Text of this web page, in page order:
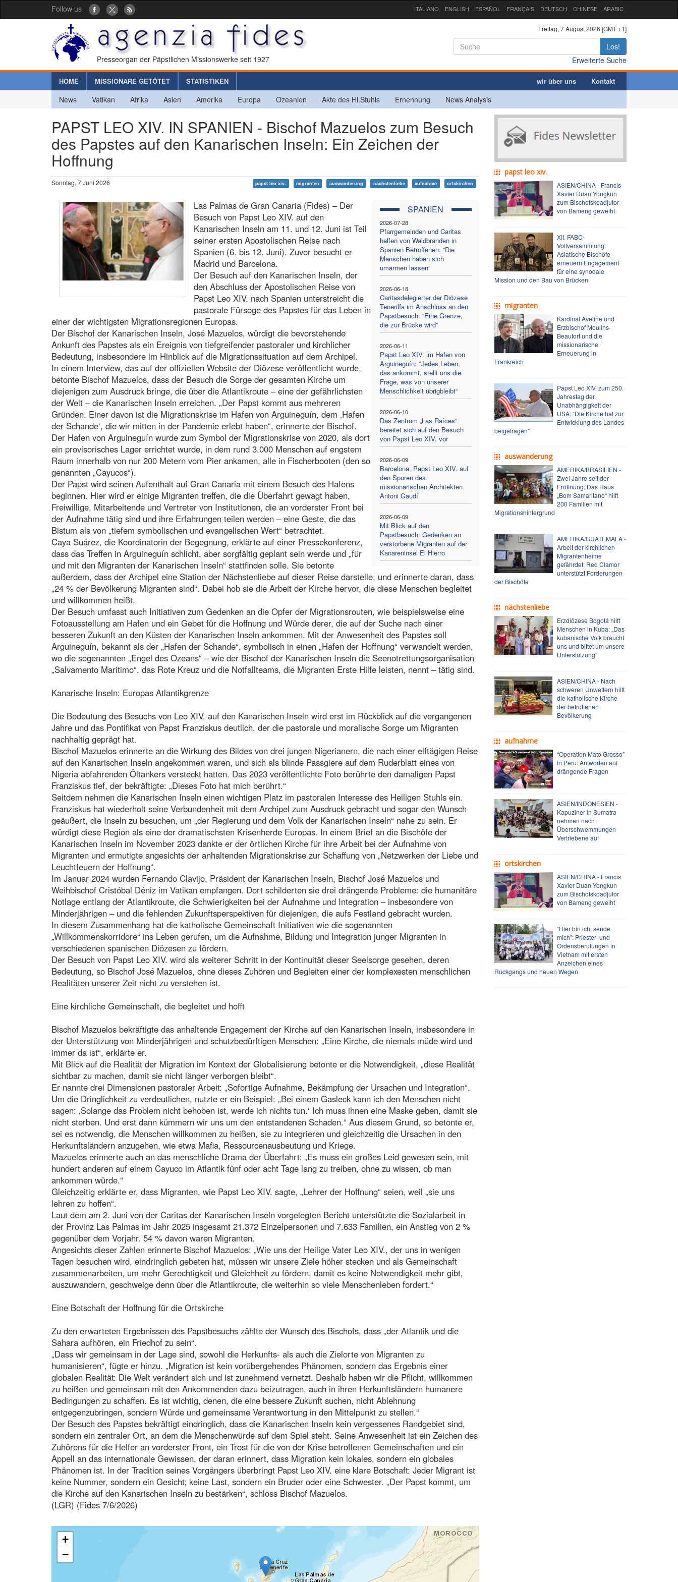
Follow us ITALIANO ENGLISH ESPAÑOL FRANÇAIS DEUTSCH CHINESE ARABIC
Presseorgan der Päpstlichen Missionswerke seit 1927
Freitag, 7 August 2026 [GMT +1]
Los!
Erweiterte Suche
HOME MISSIONARE GETÖTET STATISTIKEN wir über uns Kontakt
News Vatikan Afrika Asien Amerika Europa Ozeanien Akte des Hl.Stuhls Ernennung News Analysis
PAPST LEO XIV. IN SPANIEN - Bischof Mazuelos zum Besuch
des Papstes auf den Kanarischen Inseln: Ein Zeichen der
Hoffnung
Sonntag, 7 Juni 2026 papst leo xiv. migranten auswanderung nächstenliebe aufnahme ortskirchen
SPANIEN
2026-07-28
Pfarrgemeinden und Caritas
helfen von Waldbränden in
Spanien Betroffenen: “Die
Menschen haben sich
umarmen lassen”
2026-06-18
Caritasdelegierter der Diözese
Teneriffa im Anschluss an den
Papstbesuch: “Eine Grenze,
die zur Brücke wird”
2026-06-11
Papst Leo XIV. im Hafen von
Arguineguín: “Jedes Leben,
das ankommt, stellt uns die
Frage, was von unserer
Menschlichkeit übrigbleibt“
2026-06-10
Das Zentrum „Las Raíces“
bereitet sich auf den Besuch
von Papst Leo XIV. vor
2026-06-09
Barcelona: Papst Leo XIV. auf
den Spuren des
missionarischen Architekten
Antoni Gaudí
2026-06-09
Mit Blick auf den
Papstbesuch: Gedenken an
verstorbene Migranten auf der
Kanareninsel El Hierro
Las Palmas de Gran Canaria (Fides) – Der
Besuch von Papst Leo XIV. auf den
Kanarischen Inseln am 11. und 12. Juni ist Teil
seiner ersten Apostolischen Reise nach
Spanien (6. bis 12. Juni). Zuvor besucht er
Madrid und Barcelona.
Der Besuch auf den Kanarischen Inseln, der
den Abschluss der Apostolischen Reise von
Papst Leo XIV. nach Spanien unterstreicht die
pastorale Fürsoge des Papstes für das Leben in
einer der wichtigsten Migrationsregionen Europas.
Der Bischof der Kanarischen Inseln, José Mazuelos, würdigt die bevorstehende
Ankunft des Papstes als ein Ereignis von tiefgreifender pastoraler und kirchlicher
Bedeutung, insbesondere im Hinblick auf die Migrationssituation auf dem Archipel.
In einem Interview, das auf der offiziellen Website der Diözese veröffentlicht wurde,
betonte Bischof Mazuelos, dass der Besuch die Sorge der gesamten Kirche um
diejenigen zum Ausdruck bringe, die über die Atlantikroute – eine der gefährlichsten
der Welt – die Kanarischen Inseln erreichen. „Der Papst kommt aus mehreren
Gründen. Einer davon ist die Migrationskrise im Hafen von Arguineguín, dem ‚Hafen
der Schande‘, die wir mitten in der Pandemie erlebt haben“, erinnerte der Bischof.
Der Hafen von Arguineguín wurde zum Symbol der Migrationskrise von 2020, als dort
ein provisorisches Lager errichtet wurde, in dem rund 3.000 Menschen auf engstem
Raum innerhalb von nur 200 Metern vom Pier ankamen, alle in Fischerbooten (den so
genannten „Cayucos“).
Der Papst wird seinen Aufenthalt auf Gran Canaria mit einem Besuch des Hafens
beginnen. Hier wird er einige Migranten treffen, die die Überfahrt gewagt haben,
Freiwillige, Mitarbeitende und Vertreter von Institutionen, die an vorderster Front bei
der Aufnahme tätig sind und ihre Erfahrungen teilen werden – eine Geste, die das
Bistum als von „tiefem symbolischen und evangelischen Wert“ betrachtet.
Caya Suárez, die Koordinatorin der Begegnung, erklärte auf einer Pressekonferenz,
dass das Treffen in Arguineguín schlicht, aber sorgfältig geplant sein werde und „für
und mit den Migranten der Kanarischen Inseln“ stattfinden solle. Sie betonte
außerdem, dass der Archipel eine Station der Nächstenliebe auf dieser Reise darstelle, und erinnerte daran, dass
„24 % der Bevölkerung Migranten sind“. Dabei hob sie die Arbeit der Kirche hervor, die diese Menschen begleitet
und willkommen heißt.
Der Besuch umfasst auch Initiativen zum Gedenken an die Opfer der Migrationsrouten, wie beispielsweise eine
Fotoausstellung am Hafen und ein Gebet für die Hoffnung und Würde derer, die auf der Suche nach einer
besseren Zukunft an den Küsten der Kanarischen Inseln ankommen. Mit der Anwesenheit des Papstes soll
Arguineguín, bekannt als der „Hafen der Schande“, symbolisch in einen „Hafen der Hoffnung“ verwandelt werden,
wo die sogenannten „Engel des Ozeans“ – wie der Bischof der Kanarischen Inseln die Seenotrettungsorganisation
„Salvamento Maritimo“, das Rote Kreuz und die Notfallteams, die Migranten Erste Hilfe leisten, nennt – tätig sind.
Kanarische Inseln: Europas Atlantikgrenze
Die Bedeutung des Besuchs von Leo XIV. auf den Kanarischen Inseln wird erst im Rückblick auf die vergangenen
Jahre und das Pontifikat von Papst Franziskus deutlich, der die pastorale und moralische Sorge um Migranten
nachhaltig geprägt hat.
Bischof Mazuelos erinnerte an die Wirkung des Bildes von drei jungen Nigerianern, die nach einer elftägigen Reise
auf den Kanarischen Inseln angekommen waren, und sich als blinde Passgiere auf dem Ruderblatt eines von
Nigeria abfahrenden Öltankers versteckt hatten. Das 2023 veröffentlichte Foto berührte den damaligen Papst
Franziskus tief, der bekräftigte: „Dieses Foto hat mich berührt.“
Seitdem nehmen die Kanarischen Inseln einen wichtigen Platz im pastoralen Interesse des Heiligen Stuhls ein.
Franziskus hat wiederholt seine Verbundenheit mit dem Archipel zum Ausdruck gebracht und sogar den Wunsch
geäußert, die Inseln zu besuchen, um „der Regierung und dem Volk der Kanarischen Inseln“ nahe zu sein. Er
würdigt diese Region als eine der dramatischsten Krisenherde Europas. In einem Brief an die Bischöfe der
Kanarischen Inseln im November 2023 dankte er der örtlichen Kirche für ihre Arbeit bei der Aufnahme von
Migranten und ermutigte angesichts der anhaltenden Migrationskrise zur Schaffung von „Netzwerken der Liebe und
Leuchtfeuern der Hoffnung“.
Im Januar 2024 wurden Fernando Clavijo, Präsident der Kanarischen Inseln, Bischof José Mazuelos und
Weihbischof Cristóbal Déniz im Vatikan empfangen. Dort schilderten sie drei drängende Probleme: die humanitäre
Notlage entlang der Atlantikroute, die Schwierigkeiten bei der Aufnahme und Integration – insbesondere von
Minderjährigen – und die fehlenden Zukunftsperspektiven für diejenigen, die aufs Festland gebracht wurden.
In diesem Zusammenhang hat die katholische Gemeinschaft Initiativen wie die sogenannten
„Willkommenskorridore“ ins Leben gerufen, um die Aufnahme, Bildung und Integration junger Migranten in
verschiedenen spanischen Diözesen zu fördern.
Der Besuch von Papst Leo XIV. wird als weiterer Schritt in der Kontinuität dieser Seelsorge gesehen, deren
Bedeutung, so Bischof José Mazuelos, ohne dieses Zuhören und Begleiten einer der komplexesten menschlichen
Realitäten unserer Zeit nicht zu verstehen ist.
Eine kirchliche Gemeinschaft, die begleitet und hofft
Bischof Mazuelos bekräftigte das anhaltende Engagement der Kirche auf den Kanarischen Inseln, insbesondere in
der Unterstützung von Minderjährigen und schutzbedürftigen Menschen: „Eine Kirche, die niemals müde wird und
immer da ist“, erklärte er.
Mit Blick auf die Realität der Migration im Kontext der Globalisierung betonte er die Notwendigkeit, „diese Realität
sichtbar zu machen, damit sie nicht länger verborgen bleibt“.
Er nannte drei Dimensionen pastoraler Arbeit: „Sofortige Aufnahme, Bekämpfung der Ursachen und Integration“.
Um die Dringlichkeit zu verdeutlichen, nutzte er ein Beispiel: „Bei einem Gasleck kann ich den Menschen nicht
sagen: ‚Solange das Problem nicht behoben ist, werde ich nichts tun.‘ Ich muss ihnen eine Maske geben, damit sie
nicht sterben. Und erst dann kümmern wir uns um den entstandenen Schaden.“ Aus diesem Grund, so betonte er,
sei es notwendig, die Menschen willkommen zu heißen, sie zu integrieren und gleichzeitig die Ursachen in den
Herkunftsländern anzugehen, wie etwa Mafia, Ressourcenausbeutung und Kriege.
Mazuelos erinnerte auch an das menschliche Drama der Überfahrt: „Es muss ein großes Leid gewesen sein, mit
hundert anderen auf einem Cayuco im Atlantik fünf oder acht Tage lang zu treiben, ohne zu wissen, ob man
ankommen würde.“
Gleichzeitig erklärte er, dass Migranten, wie Papst Leo XIV. sagte, „Lehrer der Hoffnung“ seien, weil „sie uns
lehren zu hoffen“.
Laut dem am 2. Juni von der Caritas der Kanarischen Inseln vorgelegten Bericht unterstützte die Sozialarbeit in
der Provinz Las Palmas im Jahr 2025 insgesamt 21.372 Einzelpersonen und 7.633 Familien, ein Anstieg von 2 %
gegenüber dem Vorjahr. 54 % davon waren Migranten.
Angesichts dieser Zahlen erinnerte Bischof Mazuelos: „Wie uns der Heilige Vater Leo XIV., der uns in wenigen
Tagen besuchen wird, eindringlich gebeten hat, müssen wir unsere Ziele höher stecken und als Gemeinschaft
zusammenarbeiten, um mehr Gerechtigkeit und Gleichheit zu fördern, damit es keine Notwendigkeit mehr gibt,
auszuwandern, geschweige denn über die Atlantikroute, die weiterhin so viele Menschenleben fordert.“
Eine Botschaft der Hoffnung für die Ortskirche
Zu den erwarteten Ergebnissen des Papstbesuchs zählte der Wunsch des Bischofs, dass „der Atlantik und die
Sahara aufhören, ein Friedhof zu sein“.
„Dass wir gemeinsam in der Lage sind, sowohl die Herkunfts- als auch die Zielorte von Migranten zu
humanisieren“, fügte er hinzu. „Migration ist kein vorübergehendes Phänomen, sondern das Ergebnis einer
globalen Realität: Die Welt verändert sich und ist zunehmend vernetzt. Deshalb haben wir die Pflicht, willkommen
zu heißen und gemeinsam mit den Ankommenden dazu beizutragen, auch in ihren Herkunftsländern humanere
Bedingungen zu schaffen. Es ist wichtig, denen, die eine bessere Zukunft suchen, nicht Ablehnung
entgegenzubringen, sondern Würde und gemeinsame Verantwortung in den Mittelpunkt zu stellen.“
Der Besuch des Papstes bekräftigt eindringlich, dass die Kanarischen Inseln kein vergessenes Randgebiet sind,
sondern ein zentraler Ort, an dem die Menschenwürde auf dem Spiel steht. Seine Anwesenheit ist ein Zeichen des
Zuhörens für die Helfer an vorderster Front, ein Trost für die von der Krise betroffenen Gemeinschaften und ein
Appell an das internationale Gewissen, der daran erinnert, dass Migration kein lokales, sondern ein globales
Phänomen ist. In der Tradition seines Vorgängers überbringt Papst Leo XIV. eine klare Botschaft: Jeder Migrant ist
keine Nummer, sondern ein Gesicht; keine Last, sondern ein Bruder oder eine Schwester. „Der Papst kommt, um
die Kirche auf den Kanarischen Inseln zu bestärken“, schloss Bischof Mazuelos.
(LGR) (Fides 7/6/2026)
+
−
papst leo xiv.
ASIEN/CHINA - Francis
Xavier Duan Yongkun
zum Bischofskoadjutor
von Bameng geweiht
XII. FABC-
Vollversammlung:
Asiatische Bischöfe
erneuern Engagement
für eine synodale
Mission und den Bau von Brücken
migranten
Kardinal Aveline und
Erzbischof Moulins-
Beaufort und die
missionarische
Erneuerung in
Frankreich
Papst Leo XIV. zum 250.
Jahrestag der
Unabhängigkeit der
USA: “Die Kirche hat zur
Entwicklung des Landes
beigetragen”
auswanderung
AMERIKA/BRASILIEN -
Zwei Jahre seit der
Eröffnung: Das Haus
„Bom Samaritano“ hilft
200 Familien mit
Migrationshintergrund
AMERIKA/GUATEMALA -
Arbeit der kirchlichen
Migrantenheime
gefährdet: Red Clamor
unterstützt Forderungen
der Bischöfe
nächstenliebe
Erzdiözese Bogotá hilft
Menschen in Kuba: „Das
kubanische Volk braucht
uns und bittet um unsere
Unterstützung“
ASIEN/CHINA - Nach
schweren Unwettern hilft
die katholische Kirche
der betroffenen
Bevölkerung
aufnahme
“Operation Mato Grosso”
in Peru: Antworten auf
drängende Fragen
ASIEN/INDONESIEN -
Kapuziner in Sumatra
nehmen nach
Überschwemmungen
Vertriebene auf
ortskirchen
ASIEN/CHINA - Francis
Xavier Duan Yongkun
zum Bischofskoadjutor
von Bameng geweiht
“Hier bin ich, sende
mich”: Priester- und
Ordensberufungen in
Vietnam mit ersten
Anzeichen eines
Rückgangs und neuen Wegen